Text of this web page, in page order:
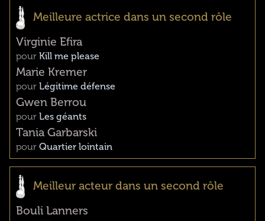
Meilleure actrice dans un second rôle
Virginie Efira
pour Kill me please
Marie Kremer
pour Légitime défense
Gwen Berrou
pour Les géants
Tania Garbarski
pour Quartier lointain
Meilleur acteur dans un second rôle
Bouli Lanners